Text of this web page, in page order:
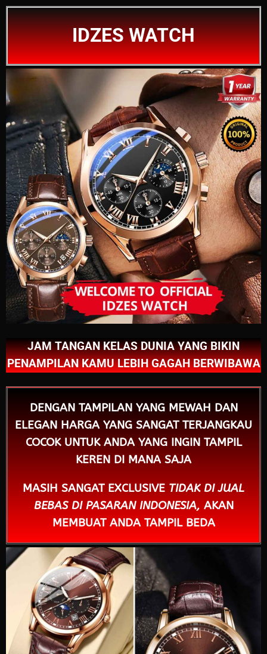
IDZES WATCH
JAM TANGAN KELAS DUNIA YANG BIKIN
PENAMPILAN KAMU LEBIH GAGAH BERWIBAWA
DENGAN TAMPILAN YANG MEWAH DAN
ELEGAN HARGA YANG SANGAT TERJANGKAU
COCOK UNTUK ANDA YANG INGIN TAMPIL
KEREN DI MANA SAJA
MASIH SANGAT EXCLUSIVE TIDAK DI JUAL
BEBAS DI PASARAN INDONESIA, AKAN
MEMBUAT ANDA TAMPIL BEDA